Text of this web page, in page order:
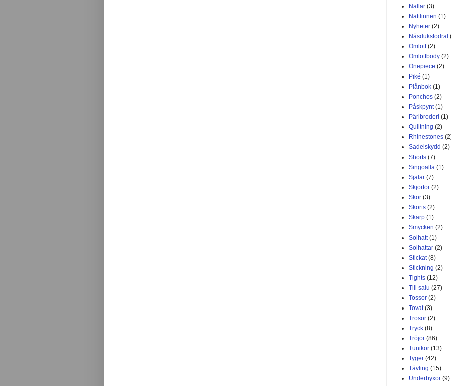
Nallar (3)
Nattlinnen (1)
Nyheter (2)
Näsduksfodral
Omlott (2)
Omlottbody (2)
Onepiece (2)
Piké (1)
Plånbok (1)
Ponchos (2)
Påskpynt (1)
Pärlbroderi (1)
Quiltning (2)
Rhinestones
Sadelskydd (2)
Shorts (7)
Singoalla (1)
Sjalar (7)
Skjortor (2)
Skor (3)
Skorts (2)
Skärp (1)
Smycken (2)
Solhatt (1)
Solhattar (2)
Stickat (8)
Stickning (2)
Tights (12)
Till salu (27)
Tossor (2)
Tovat (3)
Trosor (2)
Tryck (8)
Tröjor (86)
Tunikor (13)
Tyger (42)
Tävling (15)
Underbyxor (9)